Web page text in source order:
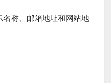
名称、邮箱地址和网站地